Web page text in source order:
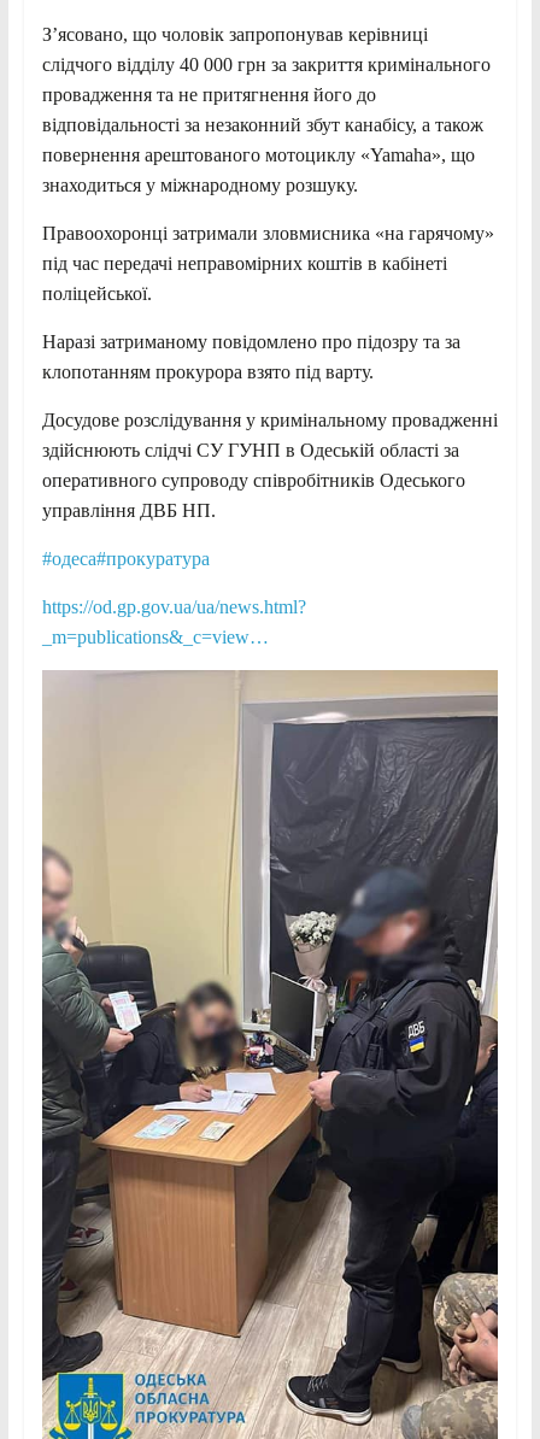
З’ясовано, що чоловік запропонував керівниці
слідчого відділу 40 000 грн за закриття кримінального
провадження та не притягнення його до
відповідальності за незаконний збут канабісу, а також
повернення арештованого мотоциклу «Yamaha», що
знаходиться у міжнародному розшуку.
Правоохоронці затримали зловмисника «на гарячому»
під час передачі неправомірних коштів в кабінеті
поліцейської.
Наразі затриманому повідомлено про підозру та за
клопотанням прокурора взято під варту.
Досудове розслідування у кримінальному провадженні
здійснюють слідчі СУ ГУНП в Одеській області за
оперативного супроводу співробітників Одеського
управління ДВБ НП.
#одеса#прокуратура
https://od.gp.gov.ua/ua/news.html?
_m=publications&_c=view…